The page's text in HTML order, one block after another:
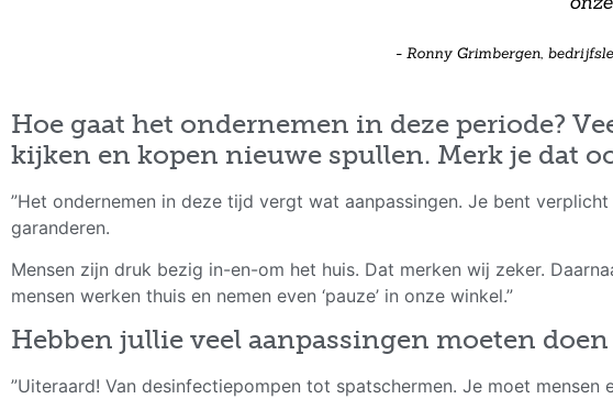
Hoe gaat het ondernemen in deze periode?
kijken en kopen nieuwe spullen. Merk je dat
”Het ondernemen in deze tijd vergt wat aanpassingen. Je bent
garanderen.
Mensen zijn druk bezig in-en-om het huis. Dat merken wij zeker.
mensen werken thuis en nemen even ‘pauze’ in onze winkel.”
Hebben jullie veel aanpassingen moeten
”Uiteraard! Van desinfectiepompen tot spatschermen. Je moet